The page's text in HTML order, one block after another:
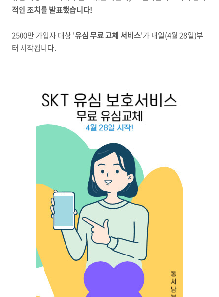
적인 조치를 발표했습니다!
2500만 가입자 대상 '유심 무료 교체 서비스'가 내일(4월 28일)부
터 시작됩니다.